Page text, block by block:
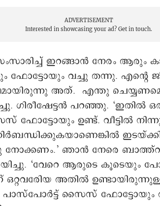
ADVERTISEMENT
Interested in showcasing your ad? Get in touch.
ഇറങ്ങാൻ നേരം ആരും
ഫോട്ടോയും വച്ചു തന്നു. എന്റെ
അത്. എന്തു
ഗിരീഷേട്ടൻ പറഞ്ഞു. ‘ഇതിൽ
ഫോട്ടോയും ഉണ്ട്. വീട്ടിൽ
ഞാൻ നേരെ
‘വേറെ ആരുടെ കൂടെയും
അതിൽ
പാസ്പോർട്ട് സൈസ് ഫോട്ടോയും